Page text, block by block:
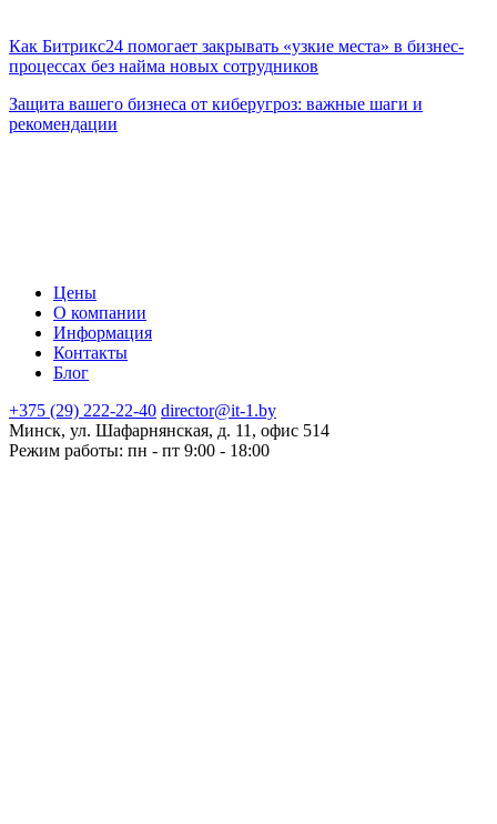
Как Битрикс24 помогает закрывать «узкие места» в бизнес-
процессах без найма новых сотрудников
Защита вашего бизнеса от киберугроз: важные шаги и
рекомендации
Цены
О компании
Информация
Контакты
Блог
+375 (29) 222-22-40 director@it-1.by
Минск, ул. Шафарнянская, д. 11, офис 514
Режим работы: пн - пт 9:00 - 18:00